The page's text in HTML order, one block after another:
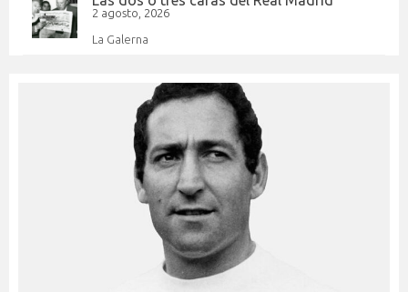
2 agosto, 2026
La Galerna